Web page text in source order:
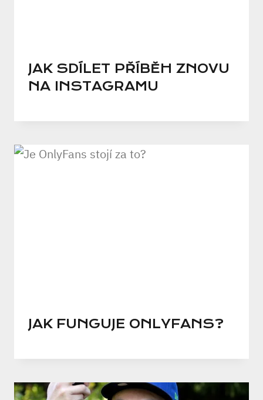
JAK SDÍLET PŘÍBĚH ZNOVU
NA INSTAGRAMU
JAK FUNGUJE ONLYFANS?